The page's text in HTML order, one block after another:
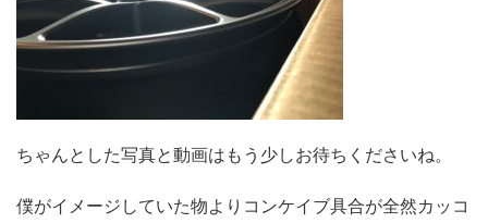
ちゃんとした写真と動画はもう少しお待ちくださいね。
僕がイメージしていた物よりコンケイブ具合が全然カッコ